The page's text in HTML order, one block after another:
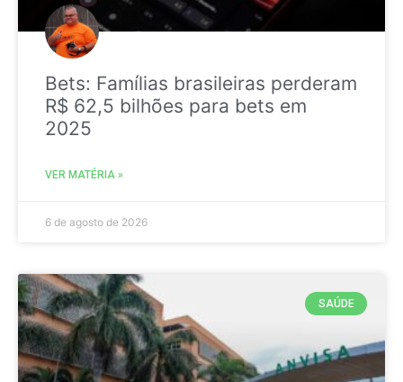
Bets: Famílias brasileiras perderam
R$ 62,5 bilhões para bets em
2025
VER MATÉRIA »
6 de agosto de 2026
SAÚDE